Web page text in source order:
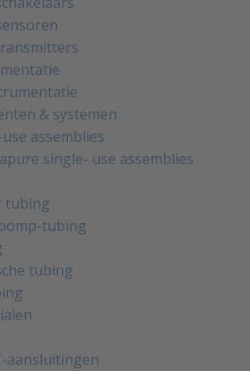
& systemen
assemblies
single- use assemblies
tubing
tubing
tubing
aansluitingen